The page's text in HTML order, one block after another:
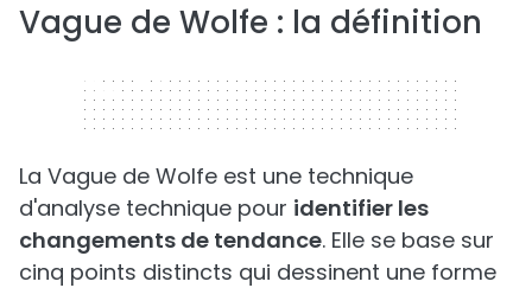
Vague de Wolfe : la définition
320 x 50
La Vague de Wolfe est une technique
d'analyse technique pour identifier les
changements de tendance. Elle se base sur
cinq points distincts qui dessinent une forme